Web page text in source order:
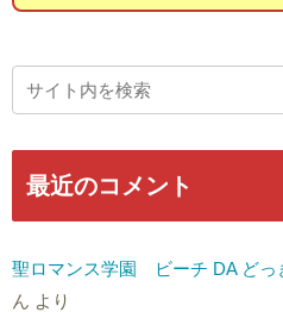
最近のコメント
聖ロマンス学園 ビーチ DA どっ
ん より